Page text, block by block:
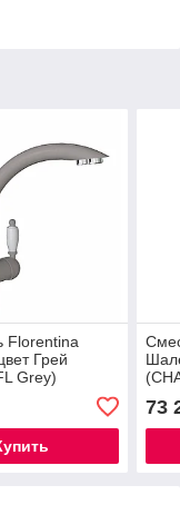
Florentina
Грей
Grey)
73